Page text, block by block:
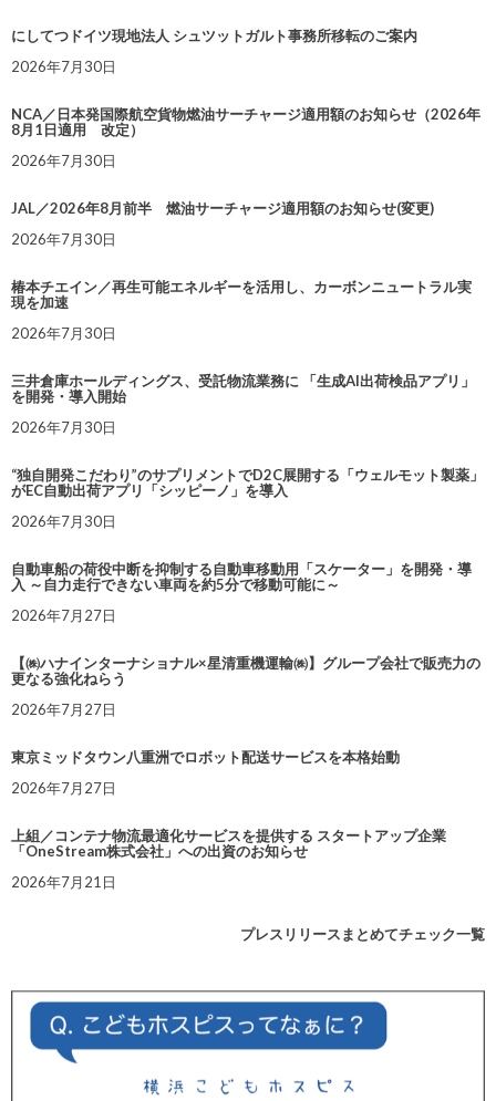
にしてつドイツ現地法人 シュツットガルト事務所移転のご案内
2026年7月30日
NCA／日本発国際航空貨物燃油サーチャージ適用額のお知らせ（2026年
8月1日適用 改定）
2026年7月30日
JAL／2026年8月前半 燃油サーチャージ適用額のお知らせ(変更)
2026年7月30日
椿本チエイン／再生可能エネルギーを活用し、カーボンニュートラル実
現を加速
2026年7月30日
三井倉庫ホールディングス、受託物流業務に 「生成AI出荷検品アプリ」
を開発・導入開始
2026年7月30日
“独自開発こだわり”のサプリメントでD2C展開する「ウェルモット製薬」
がEC自動出荷アプリ「シッピーノ」を導入
2026年7月30日
自動車船の荷役中断を抑制する自動車移動用「スケーター」を開発・導
入 ～自力走行できない車両を約5分で移動可能に～
2026年7月27日
【㈱ハナインターナショナル×星清重機運輸㈱】グループ会社で販売力の
更なる強化ねらう
2026年7月27日
東京ミッドタウン八重洲でロボット配送サービスを本格始動
2026年7月27日
上組／コンテナ物流最適化サービスを提供する スタートアップ企業
「OneStream株式会社」への出資のお知らせ
2026年7月21日
プレスリリースまとめてチェック一覧